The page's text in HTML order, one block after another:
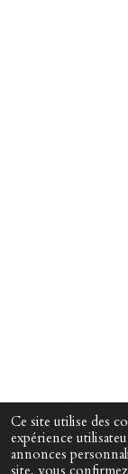
Ce site utilise des
expérience
annonces
site, vous
© 2022 - 2026